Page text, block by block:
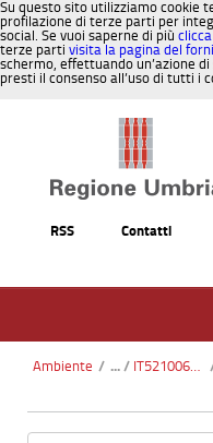
Su questo sito utilizziamo cookie
profilazione di terze parti per
social. Se vuoi saperne di più
terze parti visita la pagina del
schermo, effettuando un’azione
presti il consenso all’uso di tutti i
RSS Contatti
Ambiente / IT5210060 - Monte il Cerchio